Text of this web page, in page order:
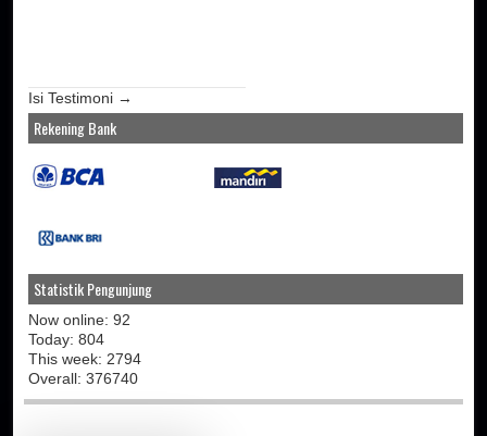
Isi Testimoni →
Rekening Bank
Statistik Pengunjung
Now online: 92
Today: 804
This week: 2794
Overall: 376740